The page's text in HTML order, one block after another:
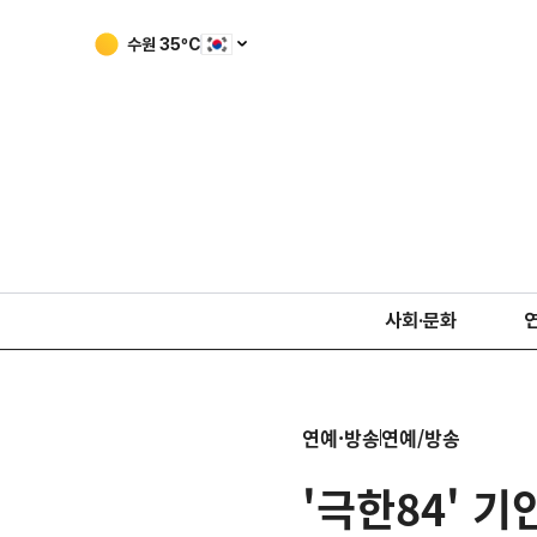
수원 35ºC
사회·문화
연예·방송연예/방송
'극한84' 기